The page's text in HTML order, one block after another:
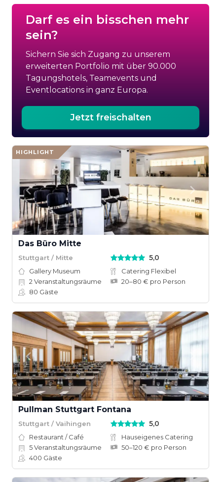
Darf es ein bisschen mehr
sein?
Sichern Sie sich Zugang zu unserem
erweiterten Portfolio mit über 90.000
Tagungshotels, Teamevents und
Eventlocations in ganz Europa.
Jetzt freischalten
HIGHLIGHT
Das Büro Mitte
Stuttgart / Mitte 5,0
Gallery Museum
Catering Flexibel
2 Veranstaltungsräume
20–80 € pro Person
80 Gäste
Pullman Stuttgart Fontana
Stuttgart / Vaihingen 5,0
Restaurant / Café
Hauseigenes Catering
5Veranstaltungsräume
50–120 € pro Person
400 Gäste